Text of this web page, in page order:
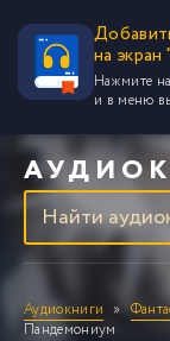
на
Нажмите
и в меню
Аудиокниги
Пандемониум